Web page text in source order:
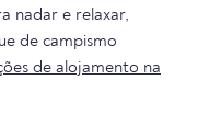
nadar e relaxar,
de campismo
de alojamento na